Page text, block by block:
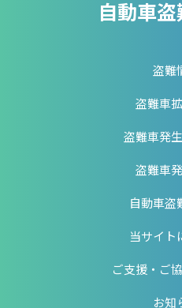
自動車
盗難
盗難車
盗難車発
盗難車
自動車盗
当サイト
ご支援・ご
お知